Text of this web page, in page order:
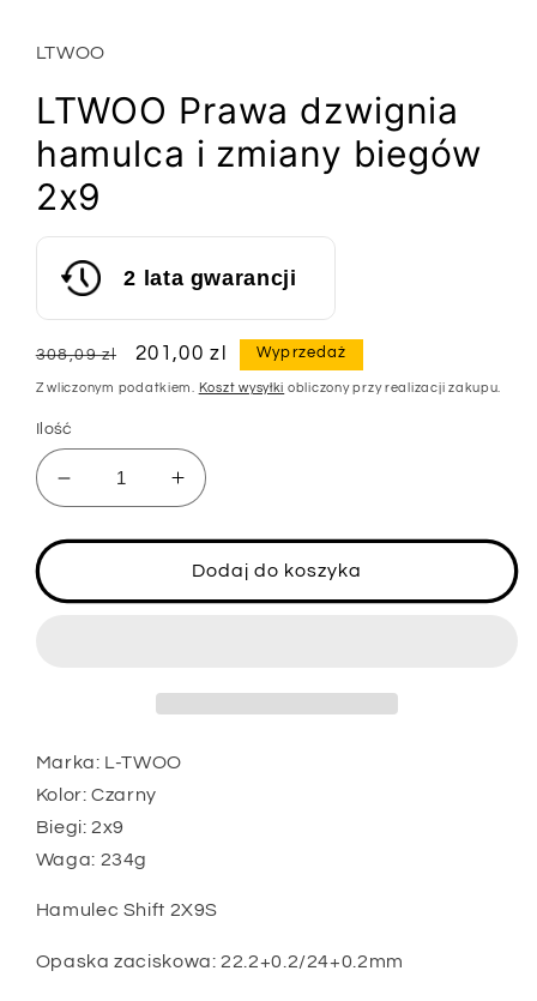
LTWOO
LTWOO Prawa dzwignia
hamulca i zmiany biegów
2x9
2 lata gwarancji
Cena
regularna
308,09 zl
Cena
sprzedaży
201,00 zl Wyprzedaż
Z wliczonym podatkiem. Koszt wysyłki obliczony przy realizacji zakupu.
Ilość
Zmniejsz
ilość
dla
Prawa
2x9
Zwiększ
ilość
dla
LTWOO
Prawa
zmiany
2x9
Dodaj do koszyka
Marka: L-TWOO
Kolor: Czarny
Biegi: 2x9
Waga: 234g
Hamulec Shift 2X9S
Opaska zaciskowa: 22.2+0.2/24+0.2mm